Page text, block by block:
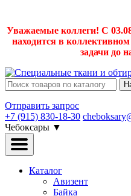
Уважаемые коллеги! С
находится в
задачи до
Отправить запрос
+7 (915) 830-18-30
Чебоксары ▼
Каталог
Авизент
Байка